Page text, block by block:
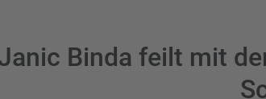
Binda feilt mit